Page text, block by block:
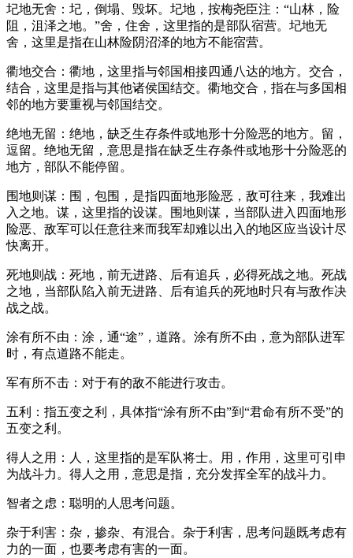
圮地无舍：圮，倒塌、毁坏。圮地，按梅尧臣注：“山林，险
阻，沮泽之地。”舍，住舍，这里指的是部队宿营。圮地无
舍，这里是指在山林险阴沼泽的地方不能宿营。
衢地交合：衢地，这里指与邻国相接四通八达的地方。交合，
结合，这里是指与其他诸侯国结交。衢地交合，指在与多国相
邻的地方要重视与邻国结交。
绝地无留：绝地，缺乏生存条件或地形十分险恶的地方。留，
逗留。绝地无留，意思是指在缺乏生存条件或地形十分险恶的
地方，部队不能停留。
围地则谋：围，包围，是指四面地形险恶，敌可往来，我难出
入之地。谋，这里指的设谋。围地则谋，当部队进入四面地形
险恶、敌军可以任意往来而我军却难以出入的地区应当设计尽
快离开。
死地则战：死地，前无进路、后有追兵，必得死战之地。死战
之地，当部队陷入前无进路、后有追兵的死地时只有与敌作决
战之战。
涂有所不由：涂，通“途”，道路。涂有所不由，意为部队进军
时，有点道路不能走。
军有所不击：对于有的敌不能进行攻击。
五利：指五变之利，具体指“涂有所不由”到“君命有所不受”的
五变之利。
得人之用：人，这里指的是军队将士。用，作用，这里可引申
为战斗力。得人之用，意思是指，充分发挥全军的战斗力。
智者之虑：聪明的人思考问题。
杂于利害：杂，掺杂、有混合。杂于利害，思考问题既考虑有
力的一面，也要考虑有害的一面。